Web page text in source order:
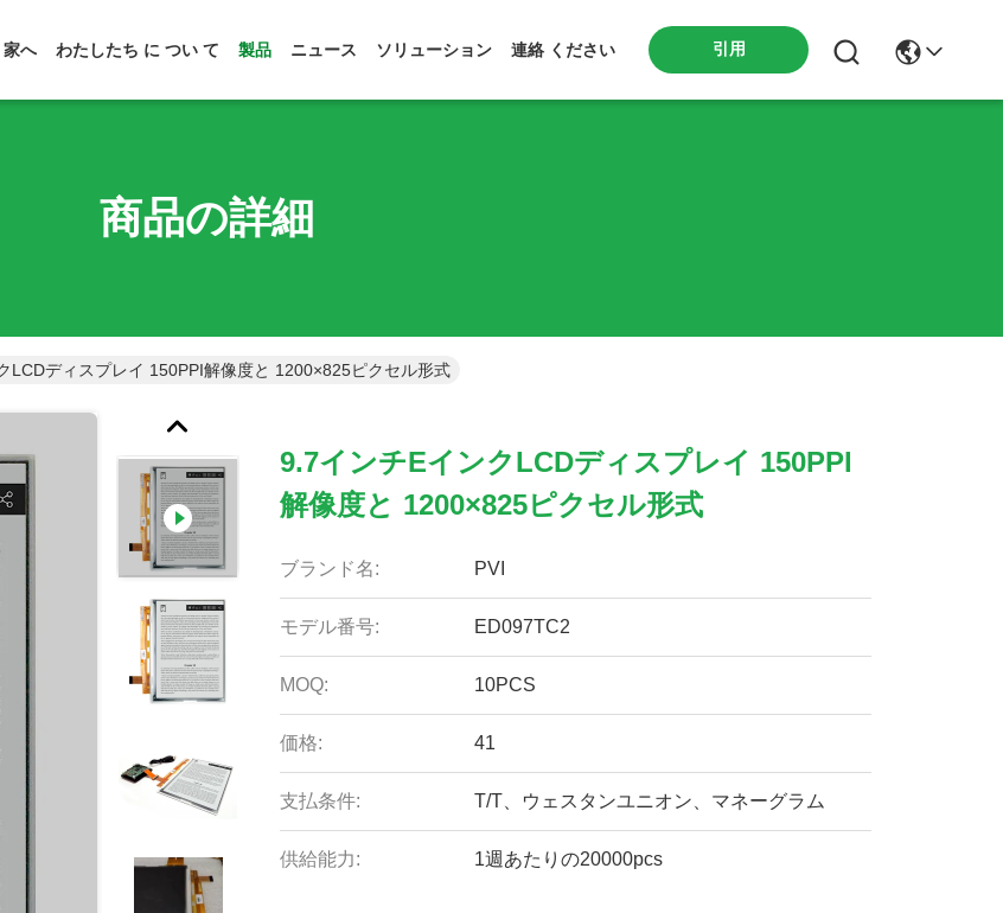
家へ わたしたち に つい て 製品 ニュース ソリューション 連絡 ください 引用
商品の詳細
LCDディスプレイ 150PPI解像度と 1200×825ピクセル形式
9.7インチEインクLCDディスプレイ 150PPI
解像度と 1200×825ピクセル形式
ブランド名: PVI
モデル番号: ED097TC2
MOQ: 10PCS
価格: 41
支払条件: T/T、ウェスタンユニオン、マネーグラム
供給能力: 1週あたりの20000pcs